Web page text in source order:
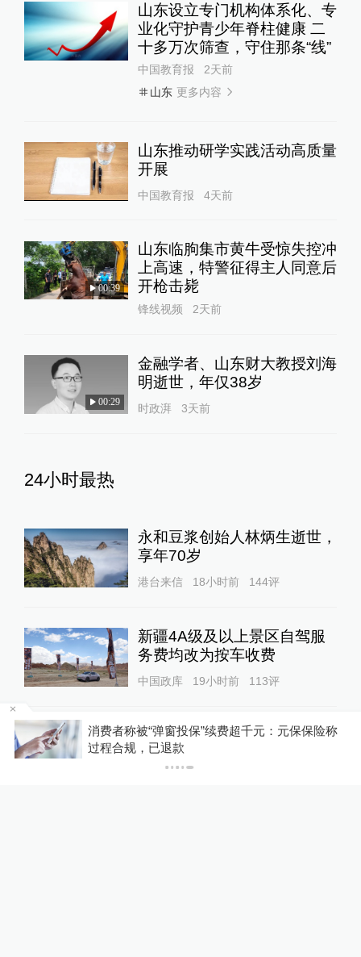
山东设立专门机构体系化、专
业化守护青少年脊柱健康 二
十多万次筛查，守住那条“线”
中国教育报
2天前
山东 更多内容
山东推动研学实践活动高质量
开展
中国教育报 4天前
00:39
山东临朐集市黄牛受惊失控冲
上高速，特警征得主人同意后
开枪击毙
锋线视频 2天前
00:29
金融学者、山东财大教授刘海
明逝世，年仅38岁
时政湃 3天前
24小时最热
永和豆浆创始人林炳生逝世，
享年70岁
港台来信 18小时前 144评
新疆4A级及以上景区自驾服
务费均改为按车收费
中国政库 19小时前 113评
“青海和兰州在抢一碗面？”青
海媒体：这种说法，格局小了
你有权知道更多
下载澎湃新闻客户端
保保险称